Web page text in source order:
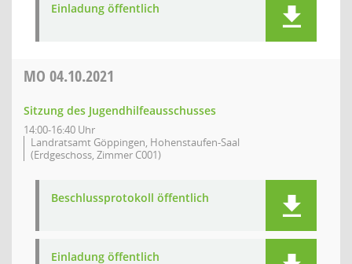
Einladung öffentlich
MO 04.10.2021
Sitzung des Jugendhilfeausschusses
14:00-16:40 Uhr
Landratsamt Göppingen, Hohenstaufen-Saal
(Erdgeschoss, Zimmer C001)
Beschlussprotokoll öffentlich
Einladung öffentlich